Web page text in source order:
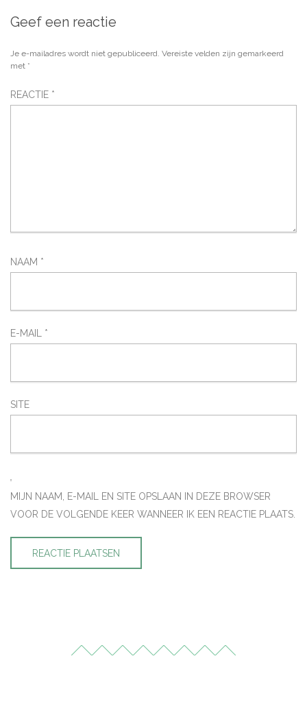
Geef een reactie
Je e-mailadres wordt niet gepubliceerd. Vereiste velden zijn gemarkeerd
met *
REACTIE *
NAAM *
E-MAIL *
SITE
MIJN NAAM, E-MAIL EN SITE OPSLAAN IN DEZE BROWSER
VOOR DE VOLGENDE KEER WANNEER IK EEN REACTIE PLAATS.